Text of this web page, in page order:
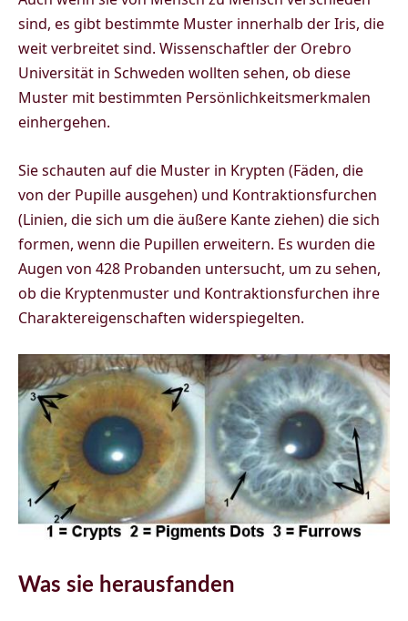
sind, es gibt bestimmte Muster innerhalb der Iris, die
weit verbreitet sind. Wissenschaftler der Orebro
Universität in Schweden wollten sehen, ob diese
Muster mit bestimmten Persönlichkeitsmerkmalen
einhergehen.
Sie schauten auf die Muster in Krypten (Fäden, die
von der Pupille ausgehen) und Kontraktionsfurchen
(Linien, die sich um die äußere Kante ziehen) die sich
formen, wenn die Pupillen erweitern. Es wurden die
Augen von 428 Probanden untersucht, um zu sehen,
ob die Kryptenmuster und Kontraktionsfurchen ihre
Charaktereigenschaften widerspiegelten.
Was sie herausfanden